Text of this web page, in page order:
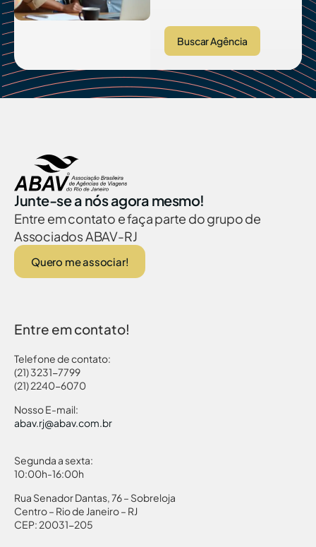
Buscar Agência
Junte-se a nós agora mesmo!
Entre em contato e faça parte do grupo de
Associados ABAV-RJ
Quero me associar!
Entre em contato!
Telefone de contato:
(21) 3231-7799
(21) 2240-6070
Nosso E-mail:
abav.rj@abav.com.br
Segunda a sexta:
10:00h-16:00h
Rua Senador Dantas, 76 – Sobreloja
Centro – Rio de Janeiro – RJ
CEP: 20031-205